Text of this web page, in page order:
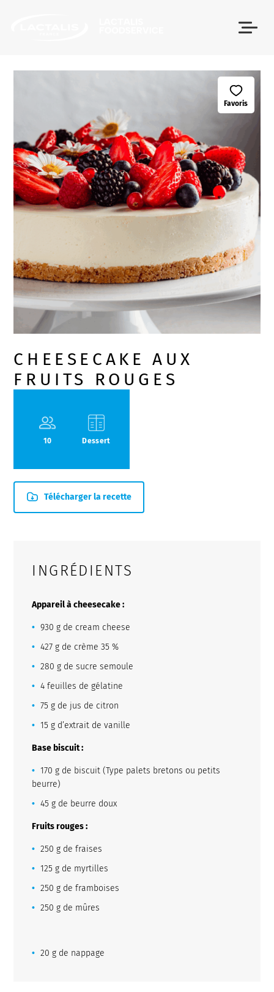
CHEESECAKE AUX
FRUITS ROUGES
10 Dessert
Télécharger la recette
Favoris
INGRÉDIENTS
Appareil à cheesecake :
930 g de cream cheese
427 g de crème 35 %
280 g de sucre semoule
4 feuilles de gélatine
75 g de jus de citron
15 g d’extrait de vanille
Base biscuit :
170 g de biscuit (Type palets bretons ou petits
beurre)
45 g de beurre doux
Fruits rouges :
250 g de fraises
125 g de myrtilles
250 g de framboises
250 g de mûres
20 g de nappage